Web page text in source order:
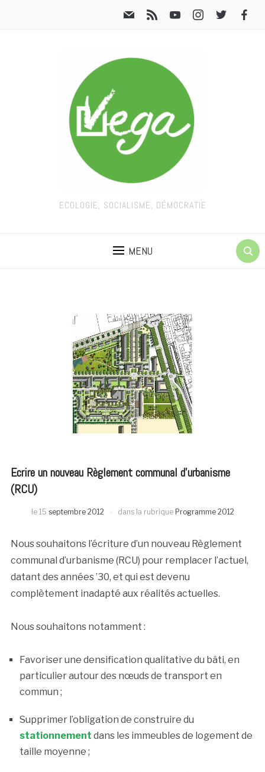
ECOLOGIE, SOCIALISME, DÉMOCRATIE
MENU
Ecrire un nouveau Règlement communal d’urbanisme
(RCU)
le 15 septembre 2012 dans la rubrique Programme 2012
Nous souhaitons l’écriture d’un nouveau Règlement
communal d’urbanisme (RCU) pour remplacer l’actuel,
datant des années ’30, et qui est devenu
complètement inadapté aux réalités actuelles.
Nous souhaitons notamment :
Favoriser une densification qualitative du bâti, en
particulier autour des nœuds de transport en
commun ;
Supprimer l’obligation de construire du
stationnement dans les immeubles de logement de
taille moyenne ;